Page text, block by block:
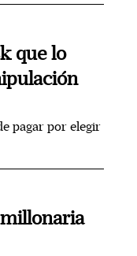
que lo
pagar por elegir